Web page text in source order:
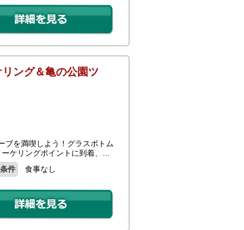
ング＆亀の公園ツ
ブを満喫しよう！グラスボトム
ケリングポイントに到着、…
件 食事なし